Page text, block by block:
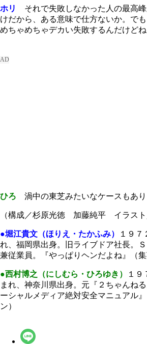
ホリ
それで失敗しなかった人の最高
けだから、ある意味で仕方ないか。で
めちゃめちゃデカい失敗するんだけどね
ひろ 渦中の東芝みたいなケースもあ
（構成／杉原光徳 加藤純平 イラスト
●堀江貴文（ほりえ・たかふみ）
１９７
れ、福岡県出身。旧ライブドア社長。
兼従業員。『やっぱりヘンだよね』（
●西村博之（にしむら・ひろゆき）
１９
まれ、神奈川県出身。元『２ちゃんね
ーシャルメディア絶対安全マニュアル
ン）